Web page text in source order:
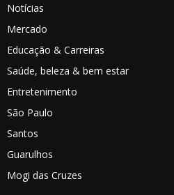
Notícias
Mercado
Educação & Carreiras
Saúde, beleza & bem estar
Entretenimento
São Paulo
Santos
Guarulhos
Mogi das Cruzes